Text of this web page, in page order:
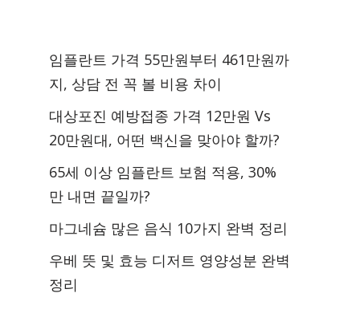
임플란트 가격 55만원부터 461만원까
지, 상담 전 꼭 볼 비용 차이
대상포진 예방접종 가격 12만원 Vs
20만원대, 어떤 백신을 맞아야 할까?
65세 이상 임플란트 보험 적용, 30%
만 내면 끝일까?
마그네슘 많은 음식 10가지 완벽 정리
우베 뜻 및 효능 디저트 영양성분 완벽
정리